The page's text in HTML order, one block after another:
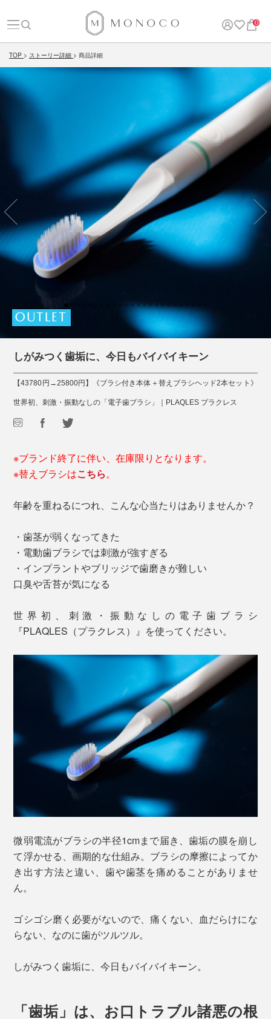
0
TOP ストーリー詳細 商品詳細
OUTLET
しがみつく歯垢に、今日もバイバイキーン
【43780円→25800円】《ブラシ付き本体＋替えブラシヘッド2本セット》
世界初、刺激・振動なしの「電子歯ブラシ」｜PLAQLES プラクレス
※ブランド終了に伴い、在庫限りとなります。
※替えブラシはこちら。
年齢を重ねるにつれ、こんな心当たりはありませんか？
・歯茎が弱くなってきた
・電動歯ブラシでは刺激が強すぎる
・インプラントやブリッジで歯磨きが難しい
口臭や舌苔が気になる
世界初、刺激・振動なしの電子歯ブラシ
『PLAQLES（プラクレス）』を使ってください。
微弱電流がブラシの半径1cmまで届き、歯垢の膜を崩し
て浮かせる、画期的な仕組み。ブラシの摩擦によってか
き出す方法と違い、歯や歯茎を痛めることがありませ
ん。
ゴシゴシ磨く必要がないので、痛くない、血だらけにな
らない、なのに歯がツルツル。
しがみつく歯垢に、今日もバイバイキーン。
「歯垢」は、お口トラブル諸悪の根